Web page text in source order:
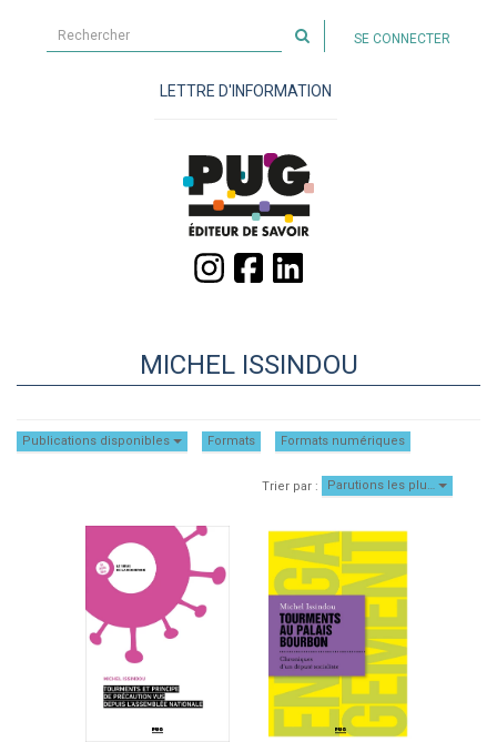
sur
site
SE CONNECTER
LETTRE D'INFORMATION
MICHEL ISSINDOU
Publications disponibles Formats Formats numériques
Trier par : Parutions les plu…